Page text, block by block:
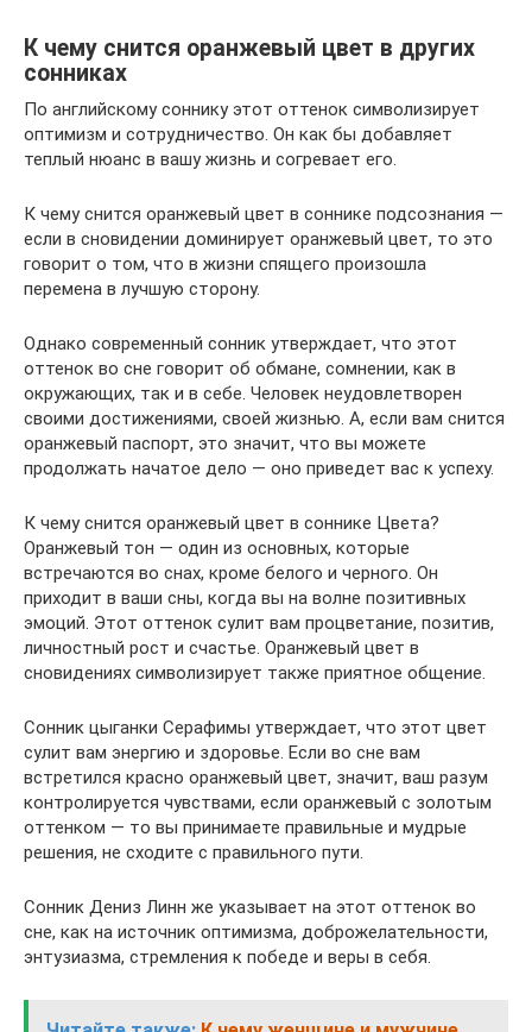
К чему снится оранжевый цвет в других
сонниках
По английскому соннику этот оттенок символизирует
оптимизм и сотрудничество. Он как бы добавляет
теплый нюанс в вашу жизнь и согревает его.
К чему снится оранжевый цвет в соннике подсознания —
если в сновидении доминирует оранжевый цвет, то это
говорит о том, что в жизни спящего произошла
перемена в лучшую сторону.
Однако современный сонник утверждает, что этот
оттенок во сне говорит об обмане, сомнении, как в
окружающих, так и в себе. Человек неудовлетворен
своими достижениями, своей жизнью. А, если вам снится
оранжевый паспорт, это значит, что вы можете
продолжать начатое дело — оно приведет вас к успеху.
К чему снится оранжевый цвет в соннике Цвета?
Оранжевый тон — один из основных, которые
встречаются во снах, кроме белого и черного. Он
приходит в ваши сны, когда вы на волне позитивных
эмоций. Этот оттенок сулит вам процветание, позитив,
личностный рост и счастье. Оранжевый цвет в
сновидениях символизирует также приятное общение.
Сонник цыганки Серафимы утверждает, что этот цвет
сулит вам энергию и здоровье. Если во сне вам
встретился красно оранжевый цвет, значит, ваш разум
контролируется чувствами, если оранжевый с золотым
оттенком — то вы принимаете правильные и мудрые
решения, не сходите с правильного пути.
Сонник Дениз Линн же указывает на этот оттенок во
сне, как на источник оптимизма, доброжелательности,
энтузиазма, стремления к победе и веры в себя.